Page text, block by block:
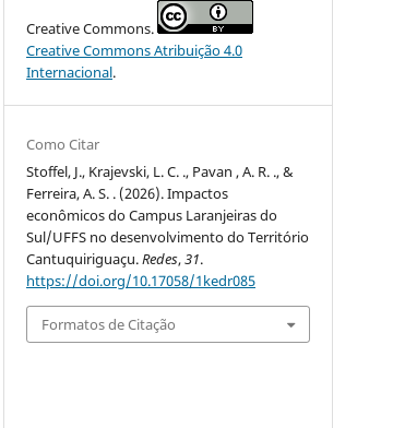
Creative Commons.
Creative Commons Atribuição 4.0
Internacional.
Como Citar
Stoffel, J., Krajevski, L. C. ., Pavan , A. R. ., &
Ferreira, A. S. . (2026). Impactos
econômicos do Campus Laranjeiras do
Sul/UFFS no desenvolvimento do Território
Cantuquiriguaçu.Redes,31.
https://doi.org/10.17058/1kedr085
Formatos de Citação